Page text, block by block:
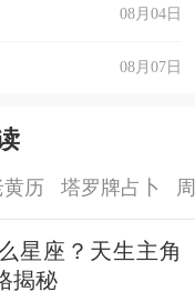
08月04日
08月07日
黄历 塔罗牌占卜
星座？天生主角
揭秘